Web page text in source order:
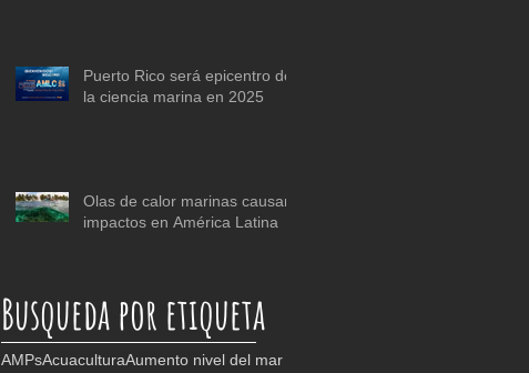
Puerto Rico será epicentro de
la ciencia marina en 2025
Olas de calor marinas causan
impactos en América Latina
Busqueda por etiqueta
AMPsAcuaculturaAumento nivel del mar